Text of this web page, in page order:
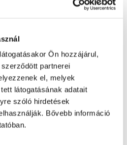
Ön hozzájárul,
partnerei
el, melyek
látogatásának adatait
szóló hirdetések
Bővebb információ
újratöltése